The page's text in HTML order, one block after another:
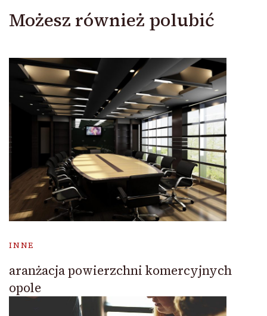
Możesz również polubić
INNE
aranżacja powierzchni komercyjnych
opole